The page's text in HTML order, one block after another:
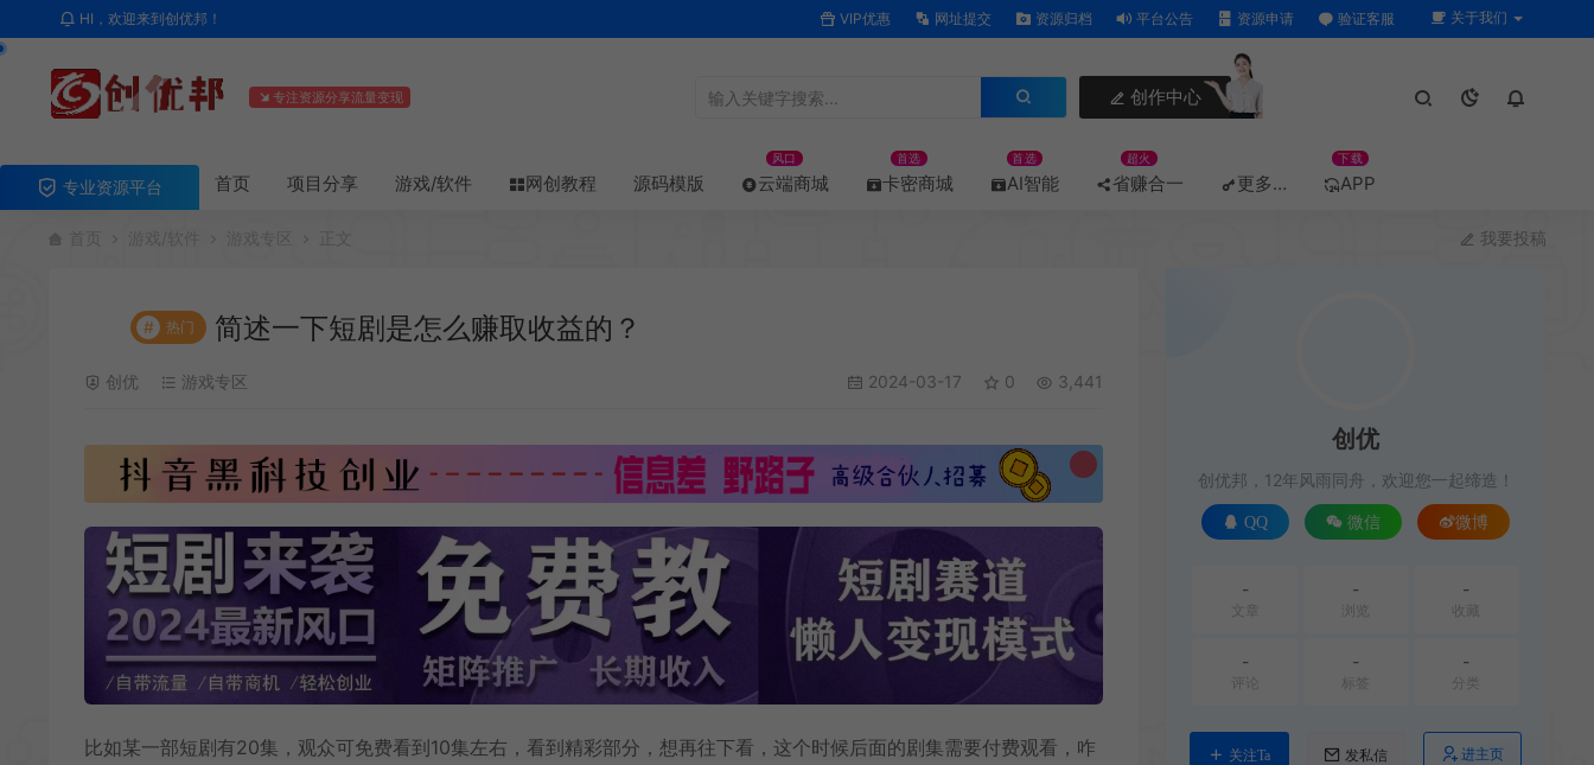
HI，欢迎来到创优邦！ VIP优惠 网址提交 资源归档 平台公告 资源申请 验证客服 关于我们
专注资源分享流量变现 创作中心
专业资源平台 首页 项目分享 游戏/软件 网创教程 源码模版 云端商城
风口
卡密商城
首选
AI智能
首选
省赚合一
超火
更多… APP
下载
游戏专区 我要投稿
# 热门 简述一下短剧是怎么赚取收益的？
创优 游戏专区 2024-03-17 0 3,441
比如某一部短剧有20集，观众可免费看到10集左右，看到精彩部分，想再往下看，这个时候后面的剧集需要付费观看，咋
创优
创优邦，12年风雨同舟，欢迎您一起缔造！
QQ 微信 微博
-
文章
-
浏览
-
收藏
-
评论
-
标签
-
分类
关注Ta 发私信 进主页